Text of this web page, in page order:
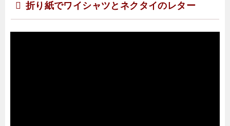
折り紙でワイシャツとネクタイのレター